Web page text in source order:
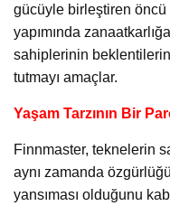
gücüyle birleştiren öncü
yapımında
sahiplerinin
tutmayı amaçlar.
Yaşam Tarzının Bir
Finnmaster, teknelerin
aynı zamanda
yansıması olduğunu